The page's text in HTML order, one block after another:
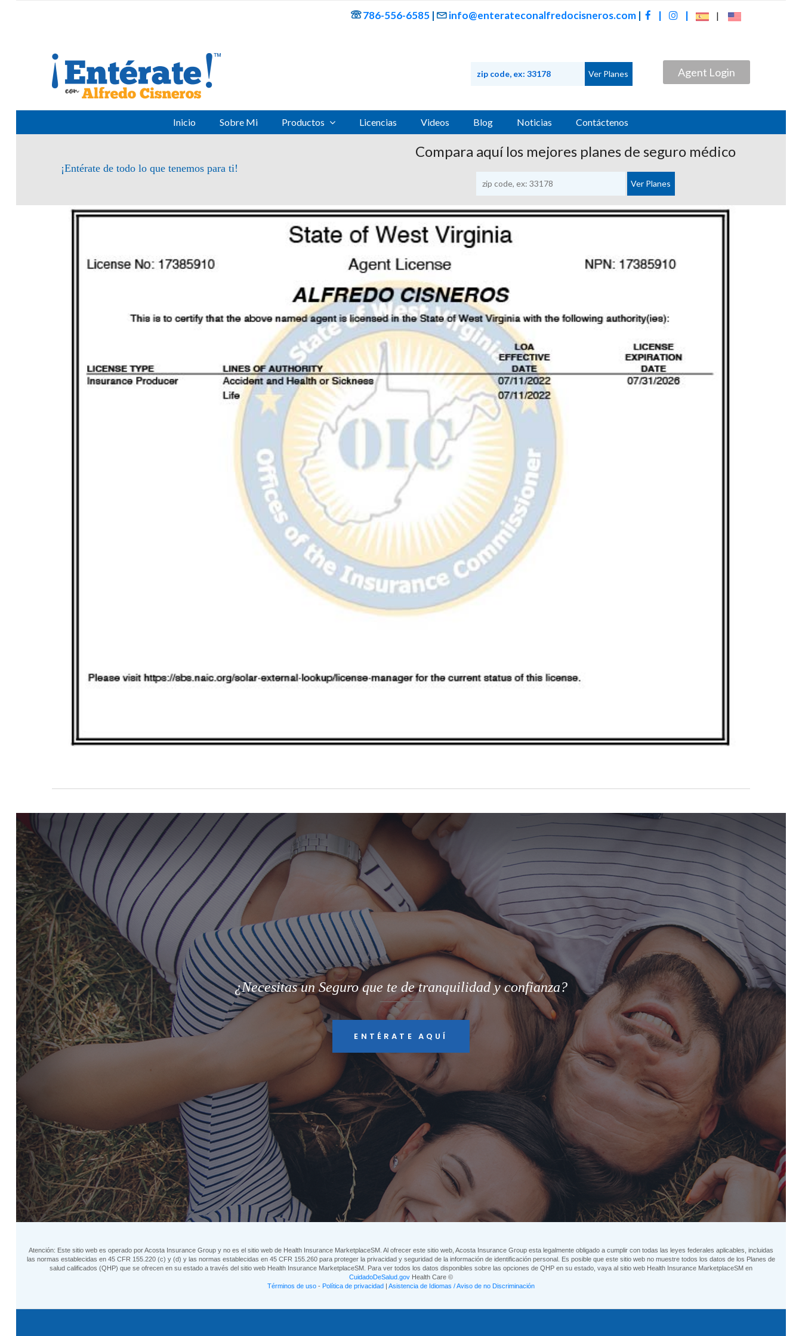
786-556-6585 | info@enterateconalfredocisneros.com | | | |
Agent Login
Inicio Sobre Mi Productos Licencias Videos Blog Noticias Contáctenos
¡Entérate de todo lo que tenemos para ti!
Compara aquí los mejores planes de seguro médico
¿Necesitas un Seguro que te de tranquilidad y confianza?
ENTÉRATE AQUÍ
Atención: Este sitio web es operado por Acosta Insurance Group y no es el sitio web de Health Insurance MarketplaceSM. Al ofrecer este sitio web, Acosta Insurance Group esta legalmente obligado a cumplir con todas las leyes federales aplicables, incluidas
las normas establecidas en 45 CFR 155.220 (c) y (d) y las normas establecidas en 45 CFR 155.260 para proteger la privacidad y seguridad de la información de identificación personal. Es posible que este sitio web no muestre todos los datos de los Planes de
salud calificados (QHP) que se ofrecen en su estado a través del sitio web Health Insurance MarketplaceSM. Para ver todos los datos disponibles sobre las opciones de QHP en su estado, vaya al sitio web Health Insurance MarketplaceSM en
CuidadoDeSalud.govHealth Care ©
Términos de uso- Política de privacidad| Asistencia de Idiomas / Aviso de no Discriminación